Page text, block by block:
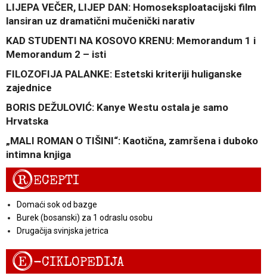
LIJEPA VEČER, LIJEP DAN: Homoseksploatacijski film
lansiran uz dramatični mučenički narativ
KAD STUDENTI NA KOSOVO KRENU: Memorandum 1 i
Memorandum 2 – isti
FILOZOFIJA PALANKE: Estetski kriteriji huliganske
zajednice
BORIS DEŽULOVIĆ: Kanye Westu ostala je samo
Hrvatska
„MALI ROMAN O TIŠINI“: Kaotična, zamršena i duboko
intimna knjiga
RECEPTI
Domaći sok od bazge
Burek (bosanski) za 1 odraslu osobu
Drugačija svinjska jetrica
E-CIKLOPEDIJA